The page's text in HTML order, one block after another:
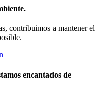
contribuimos a mantener el
encantados de